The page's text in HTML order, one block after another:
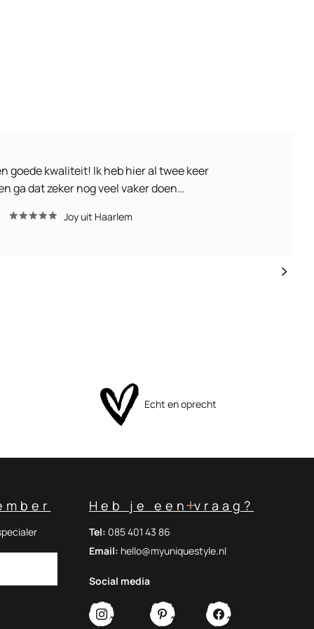
goede kwaliteit! Ik heb hier al twee keer
ga dat zeker nog veel vaker doen…
Joy uit Haarlem
Echt en oprecht
Heb je een vraag?
Tel: 085 401 43 86
Email: hello@myuniquestyle.nl
Social media